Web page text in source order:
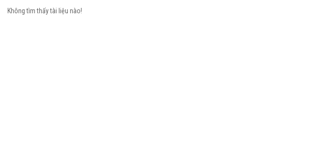
Không tìm thấy tài liệu nào!